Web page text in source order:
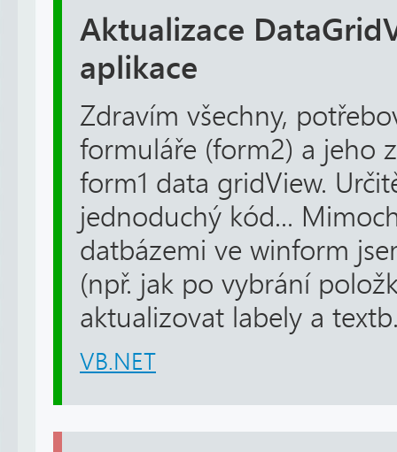
Aktualizace
aplikace
Zdravím všechny,
formuláře (form2) a jeho
form1 data gridView.
jednoduchý kód...
datbázemi ve winform
(npř. jak po vybrání
aktualizovat labely a
VB.NET